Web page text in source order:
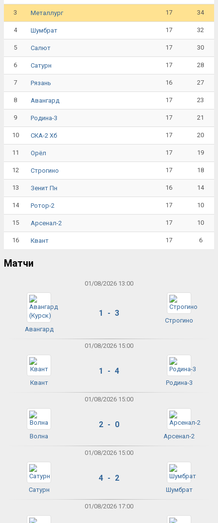
3 Металлург 17 34
4 Шумбрат 17 32
5 Салют 17 30
6 Сатурн 17 28
7 Рязань 16 27
8 Авангард 17 23
9 Родина-3 17 21
10 СКА-2 Хб 17 20
11 Орёл 17 19
12 Строгино 17 18
13 Зенит Пн 16 14
14 Ротор-2 17 10
15 Арсенал-2 17 10
16 Квант 17 6
Матчи
01/08/2026 13:00
Авангард
1 - 3
Строгино
01/08/2026 15:00
Квант
1 - 4
Родина-3
01/08/2026 15:00
Волна
2 - 0
Арсенал-2
01/08/2026 15:00
Сатурн
4 - 2
Шумбрат
01/08/2026 17:00